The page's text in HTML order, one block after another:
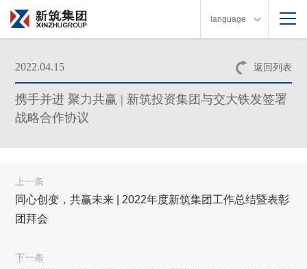
language
返回列表
2022.04.15
携手并进 聚力共赢 | 新筑投资集团与交大铁发签署
战略合作协议
上一条
同心创变，共赢未来 | 2022年度新筑集团工作总结暨表彰
团拜会
下一条